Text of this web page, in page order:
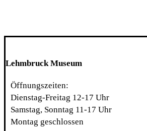
Lehmbruck Museum
Öffnungszeiten:
Dienstag-Freitag 12-17 Uhr
Samstag, Sonntag 11-17 Uhr
Montag geschlossen